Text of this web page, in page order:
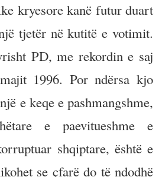
kryesore kanë futur duart
tjetër në kutitë e votimit.
PD, me rekordin e saj
1996. Por ndërsa kjo
e keqe e pashmangshme,
e paevitueshme e
shqiptare, është e
se çfarë do të ndodhë